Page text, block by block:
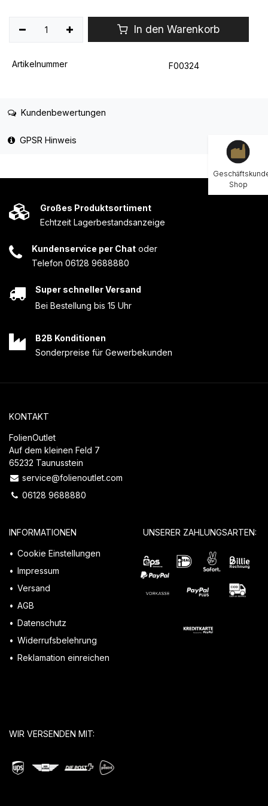
In den Warenkorb
Artikelnummer F00324
Kundenbewertungen
GPSR Hinweis
Großes Produktsortiment
Echtzeit Lagerbestandsanzeige
Kundenservice per Chat oder
Telefon 06128 9688880
Super schneller Versand
Bei Bestellung bis 15 Uhr
B2B Konditionen
Sonderpreise für Gewerbekunden
KONTAKT
FolienOutlet
Auf dem kleinen Feld 7
65232 Taunusstein
service@folienoutlet.com
06128 9688880
INFORMATIONEN
Cookie Einstellungen
Impressum
Versand
AGB
Datenschutz
Widerrufsbelehrung
Reklamation einreichen
UNSERER ZAHLUNGSARTEN:
WIR VERSENDEN MIT:
Shop